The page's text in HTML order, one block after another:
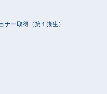
ナー取得（第１期生）